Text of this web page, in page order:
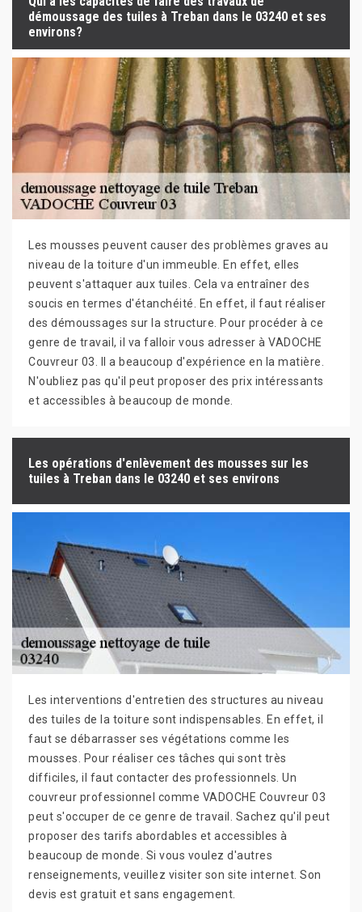
démoussage des tuiles à Treban dans le 03240 et ses
environs?
Les mousses peuvent causer des problèmes graves au
niveau de la toiture d'un immeuble. En effet, elles
peuvent s'attaquer aux tuiles. Cela va entraîner des
soucis en termes d'étanchéité. En effet, il faut réaliser
des démoussages sur la structure. Pour procéder à ce
genre de travail, il va falloir vous adresser à VADOCHE
Couvreur 03. Il a beaucoup d'expérience en la matière.
N'oubliez pas qu'il peut proposer des prix intéressants
et accessibles à beaucoup de monde.
Les opérations d'enlèvement des mousses sur les
tuiles à Treban dans le 03240 et ses environs
Les interventions d'entretien des structures au niveau
des tuiles de la toiture sont indispensables. En effet, il
faut se débarrasser ses végétations comme les
mousses. Pour réaliser ces tâches qui sont très
difficiles, il faut contacter des professionnels. Un
couvreur professionnel comme VADOCHE Couvreur 03
peut s'occuper de ce genre de travail. Sachez qu'il peut
proposer des tarifs abordables et accessibles à
beaucoup de monde. Si vous voulez d'autres
renseignements, veuillez visiter son site internet. Son
devis est gratuit et sans engagement.